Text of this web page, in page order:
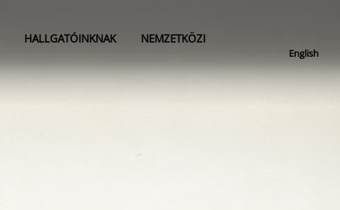
HALLGATÓINKNAK
NEMZETKÖZI
English